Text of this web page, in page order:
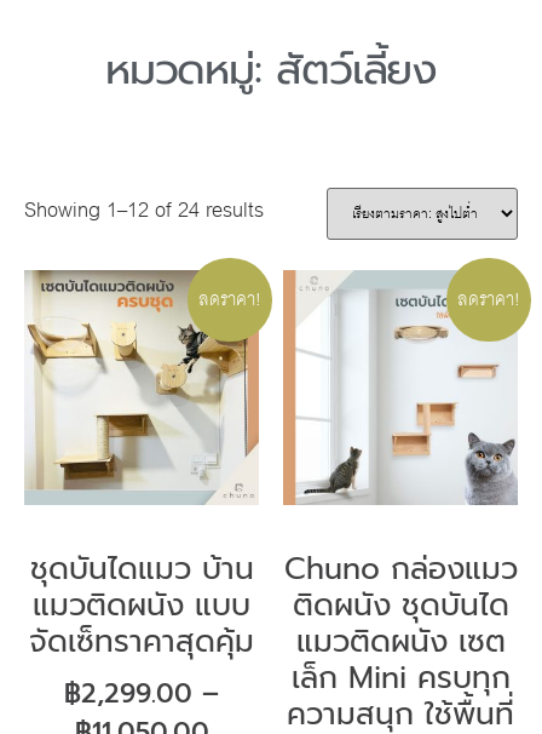
หมวดหมู่: สัตว์เลี้ยง
Showing 1–12 of 24 results
ลดราคา!
ชุดบันไดแมว บ้าน
แมวติดผนัง แบบ
จัดเซ็ทราคาสุดคุ้ม
฿2,299.00 –
ลดราคา!
Chuno กล่องแมว
ติดผนัง ชุดบันได
แมวติดผนัง เซต
เล็ก Mini ครบทุก
ความสนุก ใช้พื้นที่